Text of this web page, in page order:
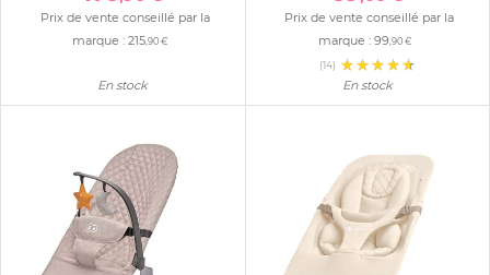
Prix de vente conseillé par la
marque :215,90 €
En stock
Prix de vente conseillé par la
marque : 99,90 €
(14)
En stock